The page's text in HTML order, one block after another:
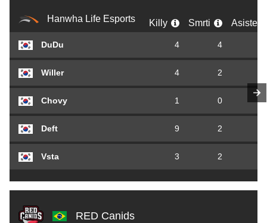
Hanwha Life Esports Killy Smrti
DuDu 4 4
Willer 4 2
Chovy 1 0
Deft 9 2
Vsta 3 2
RED Canids